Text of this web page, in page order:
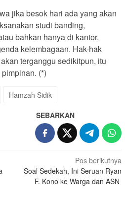
jika besok hari ada yang akan
studi banding,
bahkan hanya di kantor,
kelembagaan. Hak-hak
terganggu sedikitpun, itu
(*)
Hamzah Sidik
SEBARKAN
Pos berikutnya
Soal Sedekah, Ini Seruan Ryan
F. Kono ke Warga dan ASN